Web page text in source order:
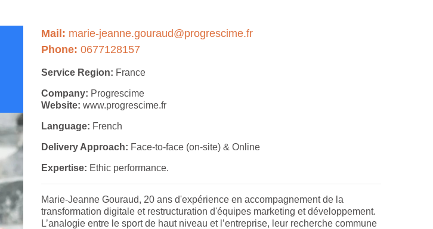
Mail: marie-jeanne.gouraud@progrescime.fr
Phone: 0677128157
Service Region: France
Company: Progrescime
Website: www.progrescime.fr
Language: French
Delivery Approach: Face-to-face (on-site) & Online
Expertise: Ethic performance.
Marie-Jeanne Gouraud, 20 ans d'expérience en accompagnement de la
transformation digitale et restructuration d'équipes marketing et développement.
L’analogie entre le sport de haut niveau et l’entreprise, leur recherche commune